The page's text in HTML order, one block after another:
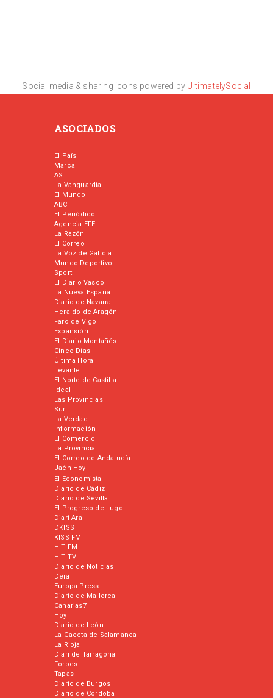
Social media & sharing icons powered by UltimatelySocial
ASOCIADOS
El País
Marca
AS
La Vanguardia
El Mundo
ABC
El Periódico
Agencia EFE
La Razón
El Correo
La Voz de Galicia
Mundo Deportivo
Sport
El Diario Vasco
La Nueva España
Diario de Navarra
Heraldo de Aragón
Faro de Vigo
Expansión
El Diario Montañés
Cinco Días
Última Hora
Levante
El Norte de Castilla
Ideal
Las Provincias
Sur
La Verdad
Información
El Comercio
La Provincia
El Correo de Andalucía
Jaén Hoy
El Economista
Diario de Cádiz
Diario de Sevilla
El Progreso de Lugo
Diari Ara
DKISS
KISS FM
HIT FM
HIT TV
Diario de Noticias
Deia
Europa Press
Diario de Mallorca
Canarias7
Hoy
Diario de León
La Gaceta de Salamanca
La Rioja
Diari de Tarragona
Forbes
Tapas
Diario de Burgos
Diario de Córdoba